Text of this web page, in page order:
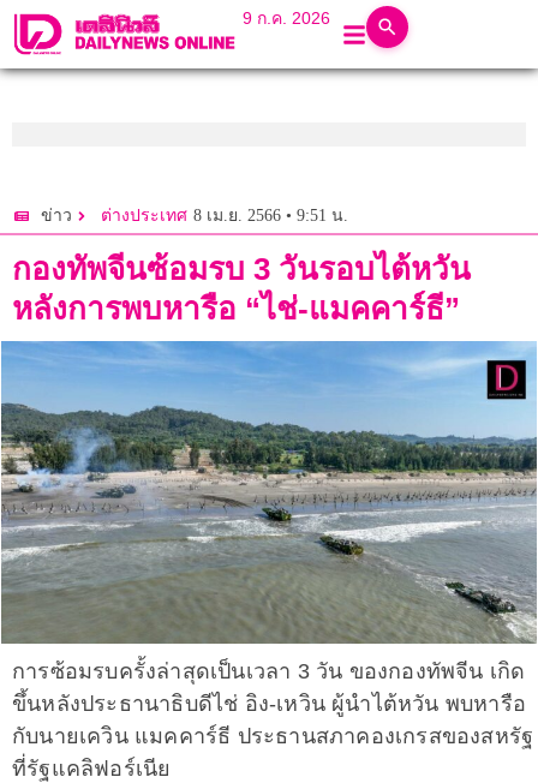
9 ก.ค. 2026
ข่าว ต่างประเทศ 8 เม.ย. 2566 • 9:51 น.
กองทัพจีนซ้อมรบ 3 วันรอบไต้หวัน
หลังการพบหารือ “ไช่-แมคคาร์ธี”
การซ้อมรบครั้งล่าสุดเป็นเวลา 3 วัน ของกองทัพจีน เกิด
ขึ้นหลังประธานาธิบดีไช่ อิง-เหวิน ผู้นำไต้หวัน พบหารือ
กับนายเควิน แมคคาร์ธี ประธานสภาคองเกรสของสหรัฐ
ที่รัฐแคลิฟอร์เนีย